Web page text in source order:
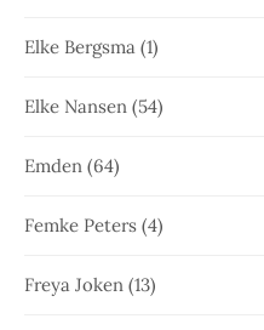
Elke Bergsma (1)
Elke Nansen (54)
Emden (64)
Femke Peters (4)
Freya Joken (13)